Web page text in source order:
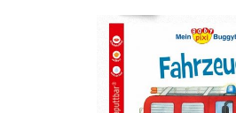
Bildergalerie überspringen